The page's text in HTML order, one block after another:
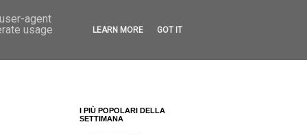
I PIÙ POPOLARI DELLA
SETTIMANA
agent
usage
LEARN MORE GOT IT